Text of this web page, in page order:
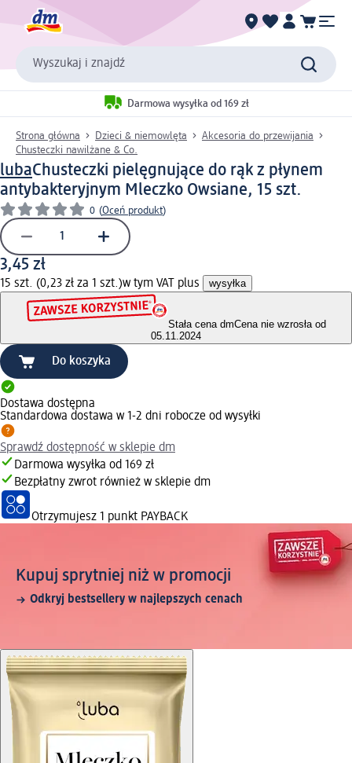
Wyszukaj i znajdź
Darmowa wysyłka od 169 zł
Strona główna Dzieci & niemowlęta
Akcesoria do przewijania
Chusteczki nawilżane & Co.
lubaChusteczki pielęgnujące do rąk z płynem
antybakteryjnym Mleczko Owsiane, 15 szt.
0 (Oceń produkt)
3,45 zł
15 szt. (0,23 zł za 1 szt.)w tym VAT plus wysyłka
Stała cena dmCena nie wzrosła od
05.11.2024
Do koszyka
Dostawa dostępna
Standardowa dostawa w 1-2 dni robocze od wysyłki
Sprawdź dostępność w sklepie dm
Darmowa wysyłka od 169 zł
Bezpłatny zwrot również w sklepie dm
Otrzymujesz 1 punkt PAYBACK
Kupuj sprytniej niż w promocji
Odkryj bestsellery w najlepszych cenach